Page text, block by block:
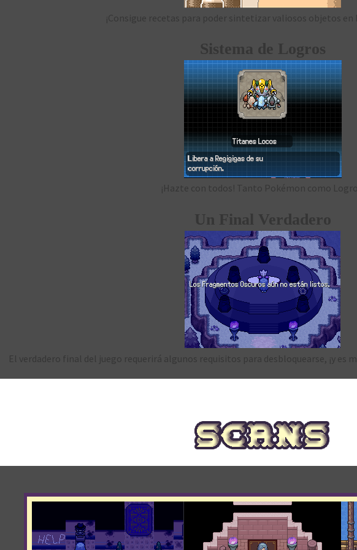
¡Consigue recetas para poder sintetizar valiosos objetos en
Sistema de Logros
¡Hazte con todos! Tanto Pokémon como
Un Final Verdadero
El verdadero final del juego requerirá algunos requisitos para desbloquearse, ¡y es